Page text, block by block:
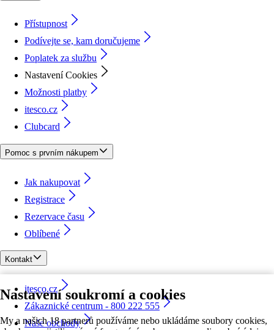
Nastavení soukromí a cookies
My a našich 18 partnerů používáme nebo ukládáme soubory cookies,
Přístupnost
Podívejte se, kam doručujeme
Poplatek za službu
Nastavení Cookies
Možnosti platby
itesco.cz
Clubcard
Pomoc s prvním nákupem
Jak nakupovat
Registrace
Rezervace času
Oblíbené
Kontakt
itesco.cz
Zákaznické centrum - 800 222 555
Naše obchody